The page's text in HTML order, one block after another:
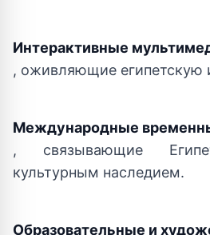
Интерактивные
, оживляющие египетскую
Международные
, связывающие
культурным наследием.
Образовательные и